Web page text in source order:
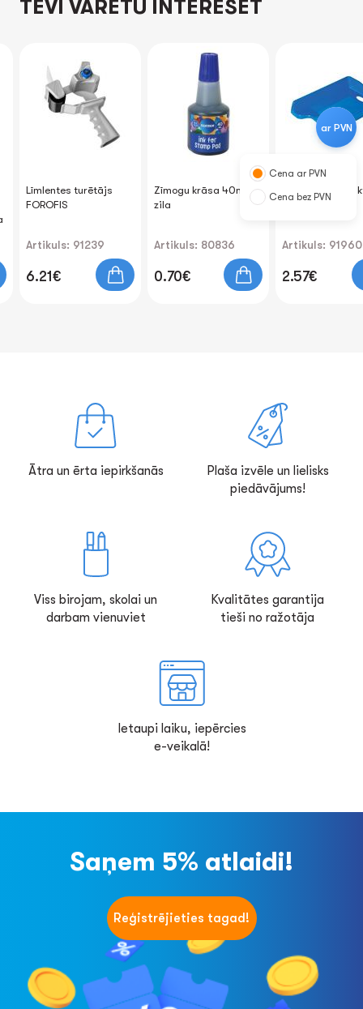
TEVI VARĒTU INTERESĒT
Līmlentes turētājs
FOROFIS
Artikuls: 91239
6.21€
Zīmogu krāsa 40ml
zila
Artikuls: 80836
0.70€
Dokumentu
Artikuls: 91960
2.57€
ar PVN
Cena ar PVN
Cena bez PVN
Ātra un ērta iepirkšanās
Plaša izvēle un lielisks
piedāvājums!
Viss birojam, skolai un
darbam vienuviet
Kvalitātes garantija
tieši no ražotāja
Ietaupi laiku, iepērcies
e-veikalā!
Saņem 5% atlaidi!
Reģistrējieties tagad!